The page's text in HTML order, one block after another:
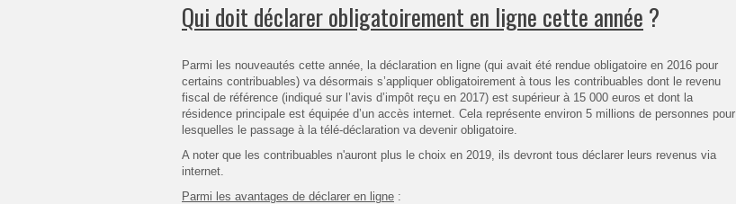
Qui doit déclarer obligatoirement en ligne cette année ?
Parmi les nouveautés cette année, la déclaration en ligne (qui avait été rendue obligatoire en 2016 pour
certains contribuables) va désormais s’appliquer obligatoirement à tous les contribuables dont le revenu
fiscal de référence (indiqué sur l’avis d’impôt reçu en 2017) est supérieur à 15 000 euros et dont la
résidence principale est équipée d’un accès internet. Cela représente environ 5 millions de personnes pour
lesquelles le passage à la télé-déclaration va devenir obligatoire.
A noter que les contribuables n'auront plus le choix en 2019, ils devront tous déclarer leurs revenus via
internet.
Parmi les avantages de déclarer en ligne :